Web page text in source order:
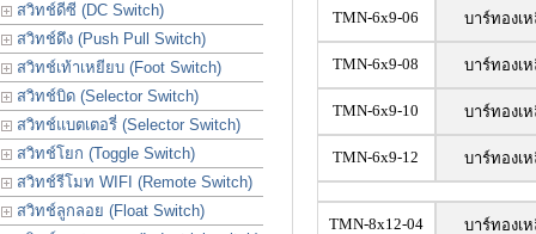
สวิทช์ดีซี (DC Switch)
สวิทช์ดึง (Push Pull Switch)
สวิทช์เท้าเหยียบ (Foot Switch)
สวิทช์บิด (Selector Switch)
สวิทช์แบตเตอรี่ (Selector Switch)
สวิทช์โยก (Toggle Switch)
สวิทช์รีโมท WIFI (Remote Switch)
สวิทช์ลูกลอย (Float Switch)
TMN-6x9-06 บาร์ทองเห
TMN-6x9-08 บาร์ทองเห
TMN-6x9-10 บาร์ทองเห
TMN-6x9-12 บาร์ทองเห
TMN-8x12-04 บาร์ทองเห